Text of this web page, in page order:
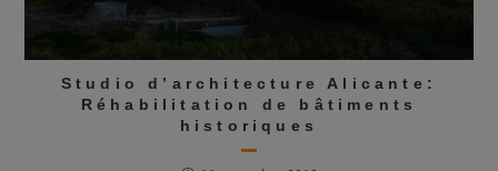
Studio d’architecture Alicante:
Réhabilitation de bâtiments
historiques